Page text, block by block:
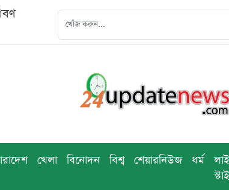
খেলা বিনোদন বিশ্ব শেয়ারনিউজ ধর্ম